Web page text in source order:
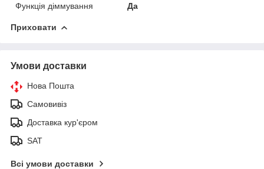
Функція діммування
Да
Приховати
Умови доставки
Нова Пошта
Самовивіз
Доставка кур'єром
SAT
Всі умови доставки